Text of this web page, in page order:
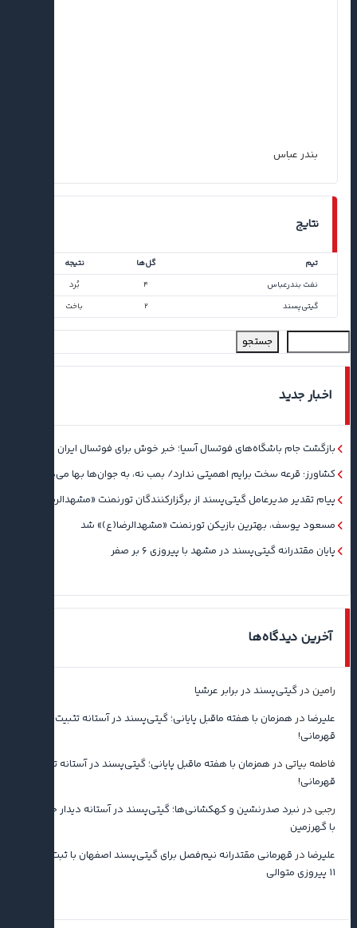
بندر عباس
نتایج
تیم گل‌ها
نتیجه
نفت بندرعباس
۴
بُرد
گیتی‌پسند
۲ باخت
جستجو
اخبار جدید
بازگشت جام باشگاه‌های فوتسال آسیا؛ خبر خوش برای فوتسال ایران
کشاورز: قرعه سخت برایم اهمیتی ندارد/ بمب نه، به جوان‌ها بها می‌دهم
پیام تقدیر مدیرعامل گیتی‌پسند از برگزارکنندگان تورنمنت «مشهدالرضا(ع)»
مسعود یوسف، بهترین بازیکن تورنمنت «مشهدالرضا(ع)» شد
پایان مقتدرانه گیتی‌پسند در مشهد با پیروزی ۶ بر صفر
آخرین دیدگاه‌ها
رامین در گیتی‌پسند در برابر عرشیا
علیرضا در همزمان با هفته ماقبل پایانی؛ گیتی‌پسند در آستانه تثبیت
قهرمانی!
فاطمه بیاتی در همزمان با هفته ماقبل پایانی؛ گیتی‌پسند در آستانه تثبیت
قهرمانی!
رجبی در نبرد صدرنشین و کهکشانی‌ها؛ گیتی‌پسند در آستانه دیدار حساس
با گهرزمین
علیرضا در قهرمانی مقتدرانه نیم‌فصل برای گیتی‌پسند اصفهان با ثبت رکورد
۱۱ پیروزی متوالی